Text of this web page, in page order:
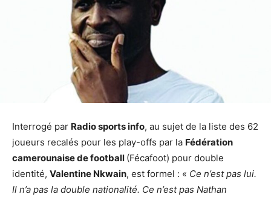
Interrogé par Radio sports info, au sujet de la liste des 62
joueurs recalés pour les play-offs par la Fédération
camerounaise de football (Fécafoot) pour double
identité, Valentine Nkwain, est formel : « Ce n’est pas lui.
Il n’a pas la double nationalité. Ce n’est pas Nathan